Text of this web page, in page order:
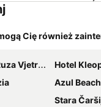
Cię również
Vjetrova
Hotel
Azul Beach
Stara